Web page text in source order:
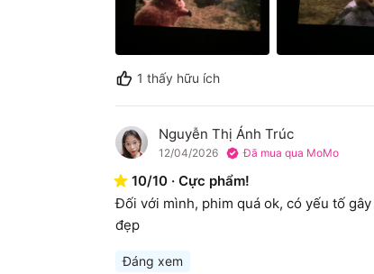
1 thấy hữu ích
N Nguyễn Thị Ánh Trúc
12/04/2026 Đã mua qua MoMo
10/10 · Cực phẩm!
Đối với mình, phim quá ok, có yếu tố
đẹp
Đáng xem